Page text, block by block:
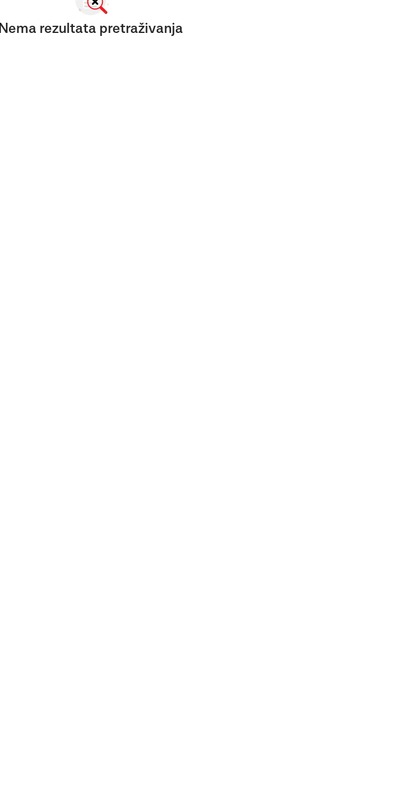
Nema rezultata pretraživanja